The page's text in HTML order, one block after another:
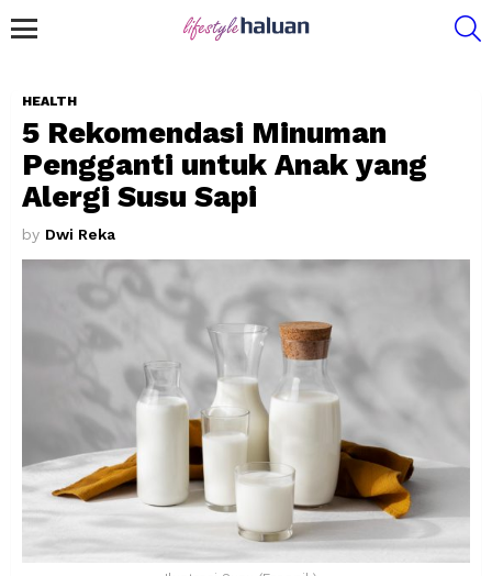
HEALTH
5 Rekomendasi Minuman
Pengganti untuk Anak yang
Alergi Susu Sapi
by Dwi Reka